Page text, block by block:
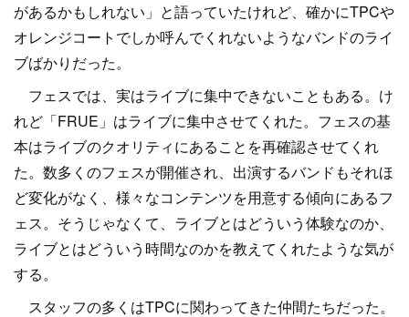
があるかもしれない」と語っていたけれど、確かにTPCや
オレンジコートでしか呼んでくれないようなバンドのライ
ブばかりだった。
フェスでは、実はライブに集中できないこともある。け
れど「FRUE」はライブに集中させてくれた。フェスの基
本はライブのクオリティにあることを再確認させてくれ
た。数多くのフェスが開催され、出演するバンドもそれほ
ど変化がなく、様々なコンテンツを用意する傾向にあるフ
ェス。そうじゃなくて、ライブとはどういう体験なのか、
ライブとはどういう時間なのかを教えてくれたような気が
する。
スタッフの多くはTPCに関わってきた仲間たちだった。